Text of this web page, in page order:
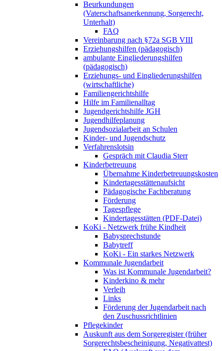
Beurkundungen
(Vaterschaftsanerkennung, Sorgerecht,
Unterhalt)
FAQ
Vereinbarung nach §72a SGB VIII
Erziehungshilfen (pädagogisch)
ambulante Eingliederungshilfen
(pädagogisch)
Erziehungs- und Eingliederungshilfen
(wirtschaftliche)
Familiengerichtshilfe
Hilfe im Familienalltag
Jugendgerichtshilfe JGH
Jugendhilfeplanung
Jugendsozialarbeit an Schulen
Kinder- und Jugendschutz
Verfahrenslotsin
Gespräch mit Claudia Sterr
Kinderbetreuung
Übernahme Kinderbetreuungskosten
Kindertagesstättenaufsicht
Pädagogische Fachberatung
Förderung
Tagespflege
Kindertagesstätten (PDF-Datei)
KoKi - Netzwerk frühe Kindheit
Babysprechstunde
Babytreff
KoKi - Ein starkes Netzwerk
Kommunale Jugendarbeit
Was ist Kommunale Jugendarbeit?
Kinderkino & mehr
Verleih
Links
Förderung der Jugendarbeit nach
den Zuschussrichtlinien
Pflegekinder
Auskunft aus dem Sorgeregister (früher
Sorgerechtsbescheinigung, Negativattest)